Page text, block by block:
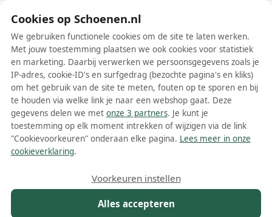
Schoenen.nl
Wis filters Alle filters
Buttero dames laarzen
Meer lezen
Kleur Prijs
Cookies op Schoenen.nl
We gebruiken functionele cookies om de site te laten werken.
Met jouw toestemming plaatsen we ook cookies voor statistiek
en marketing. Daarbij verwerken we persoonsgegevens zoals je
IP-adres, cookie-ID's en surfgedrag (bezochte pagina's en kliks)
om het gebruik van de site te meten, fouten op te sporen en bij
te houden via welke link je naar een webshop gaat. Deze
gegevens delen we met onze 3 partners. Je kunt je
toestemming op elk moment intrekken of wijzigen via de link
"Cookievoorkeuren" onderaan elke pagina. Lees meer in onze
cookieverklaring.
Alles accepteren
Voorkeuren instellen